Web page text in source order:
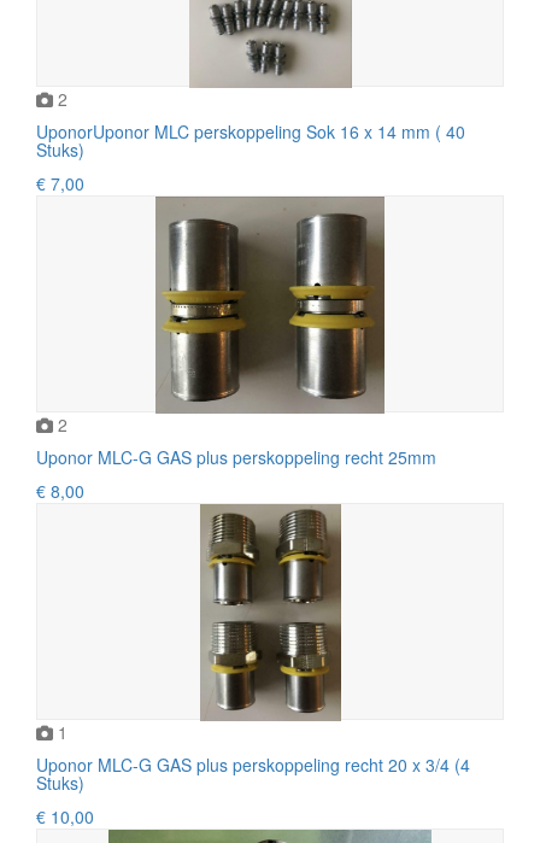
2
UponorUponor MLC perskoppeling Sok 16 x 14 mm ( 40
Stuks)
€ 7,00
2
Uponor MLC-G GAS plus perskoppeling recht 25mm
€ 8,00
1
Uponor MLC-G GAS plus perskoppeling recht 20 x 3/4 (4
Stuks)
€ 10,00